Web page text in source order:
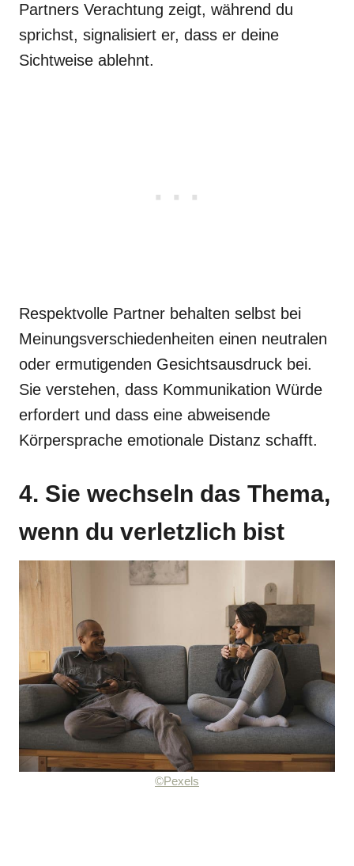
Partners Verachtung zeigt, während du
sprichst, signalisiert er, dass er deine
Sichtweise ablehnt.
Respektvolle Partner behalten selbst bei
Meinungsverschiedenheiten einen neutralen
oder ermutigenden Gesichtsausdruck bei.
Sie verstehen, dass Kommunikation Würde
erfordert und dass eine abweisende
Körpersprache emotionale Distanz schafft.
4. Sie wechseln das Thema,
wenn du verletzlich bist
©Pexels